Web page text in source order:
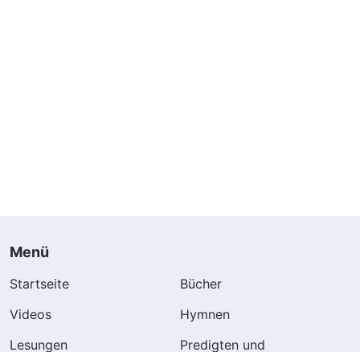
Menü
Startseite
Bücher
Videos
Hymnen
Lesungen
Predigten und